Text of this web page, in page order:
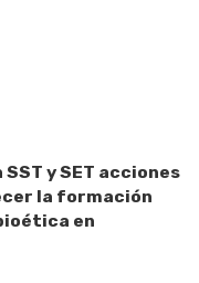
y SET acciones
la formación
en